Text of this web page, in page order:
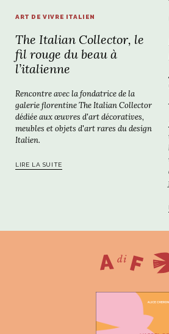
ART DE VIVRE ITALIEN
The Italian Collector, le
fil rouge du beau à
l’italienne
Rencontre avec la fondatrice de la
galerie florentine The Italian Collector
dédiée aux œuvres d'art décoratives,
meubles et objets d'art rares du design
Italien.
LIRE LA SUITE